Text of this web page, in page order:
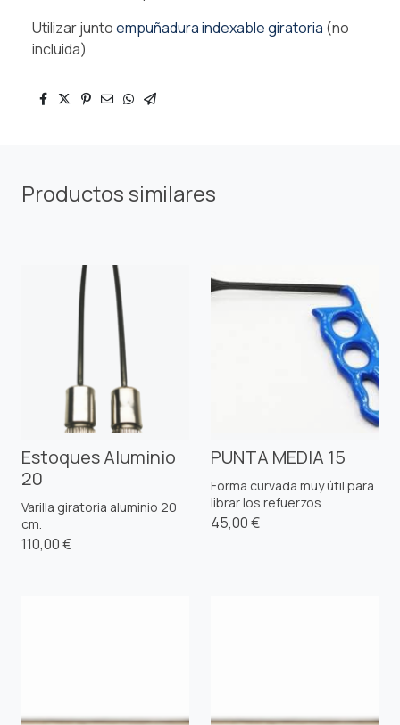
Utilizar juntoempuñadura indexable giratoria (no
incluida)
Productos similares
Estoques Aluminio
20
Varilla giratoria aluminio 20
cm.
110,00 €
PUNTA MEDIA 15
Forma curvada muy útil para
librar los refuerzos
45,00 €